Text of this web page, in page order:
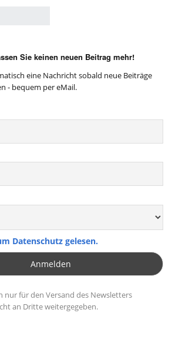
Sie keinen neuen Beitrag mehr!
eine Nachricht sobald neue Beiträge
- bequem per eMail.
Datenschutz gelesen.
nur für den Versand des Newsletters
an Dritte weitergegeben.